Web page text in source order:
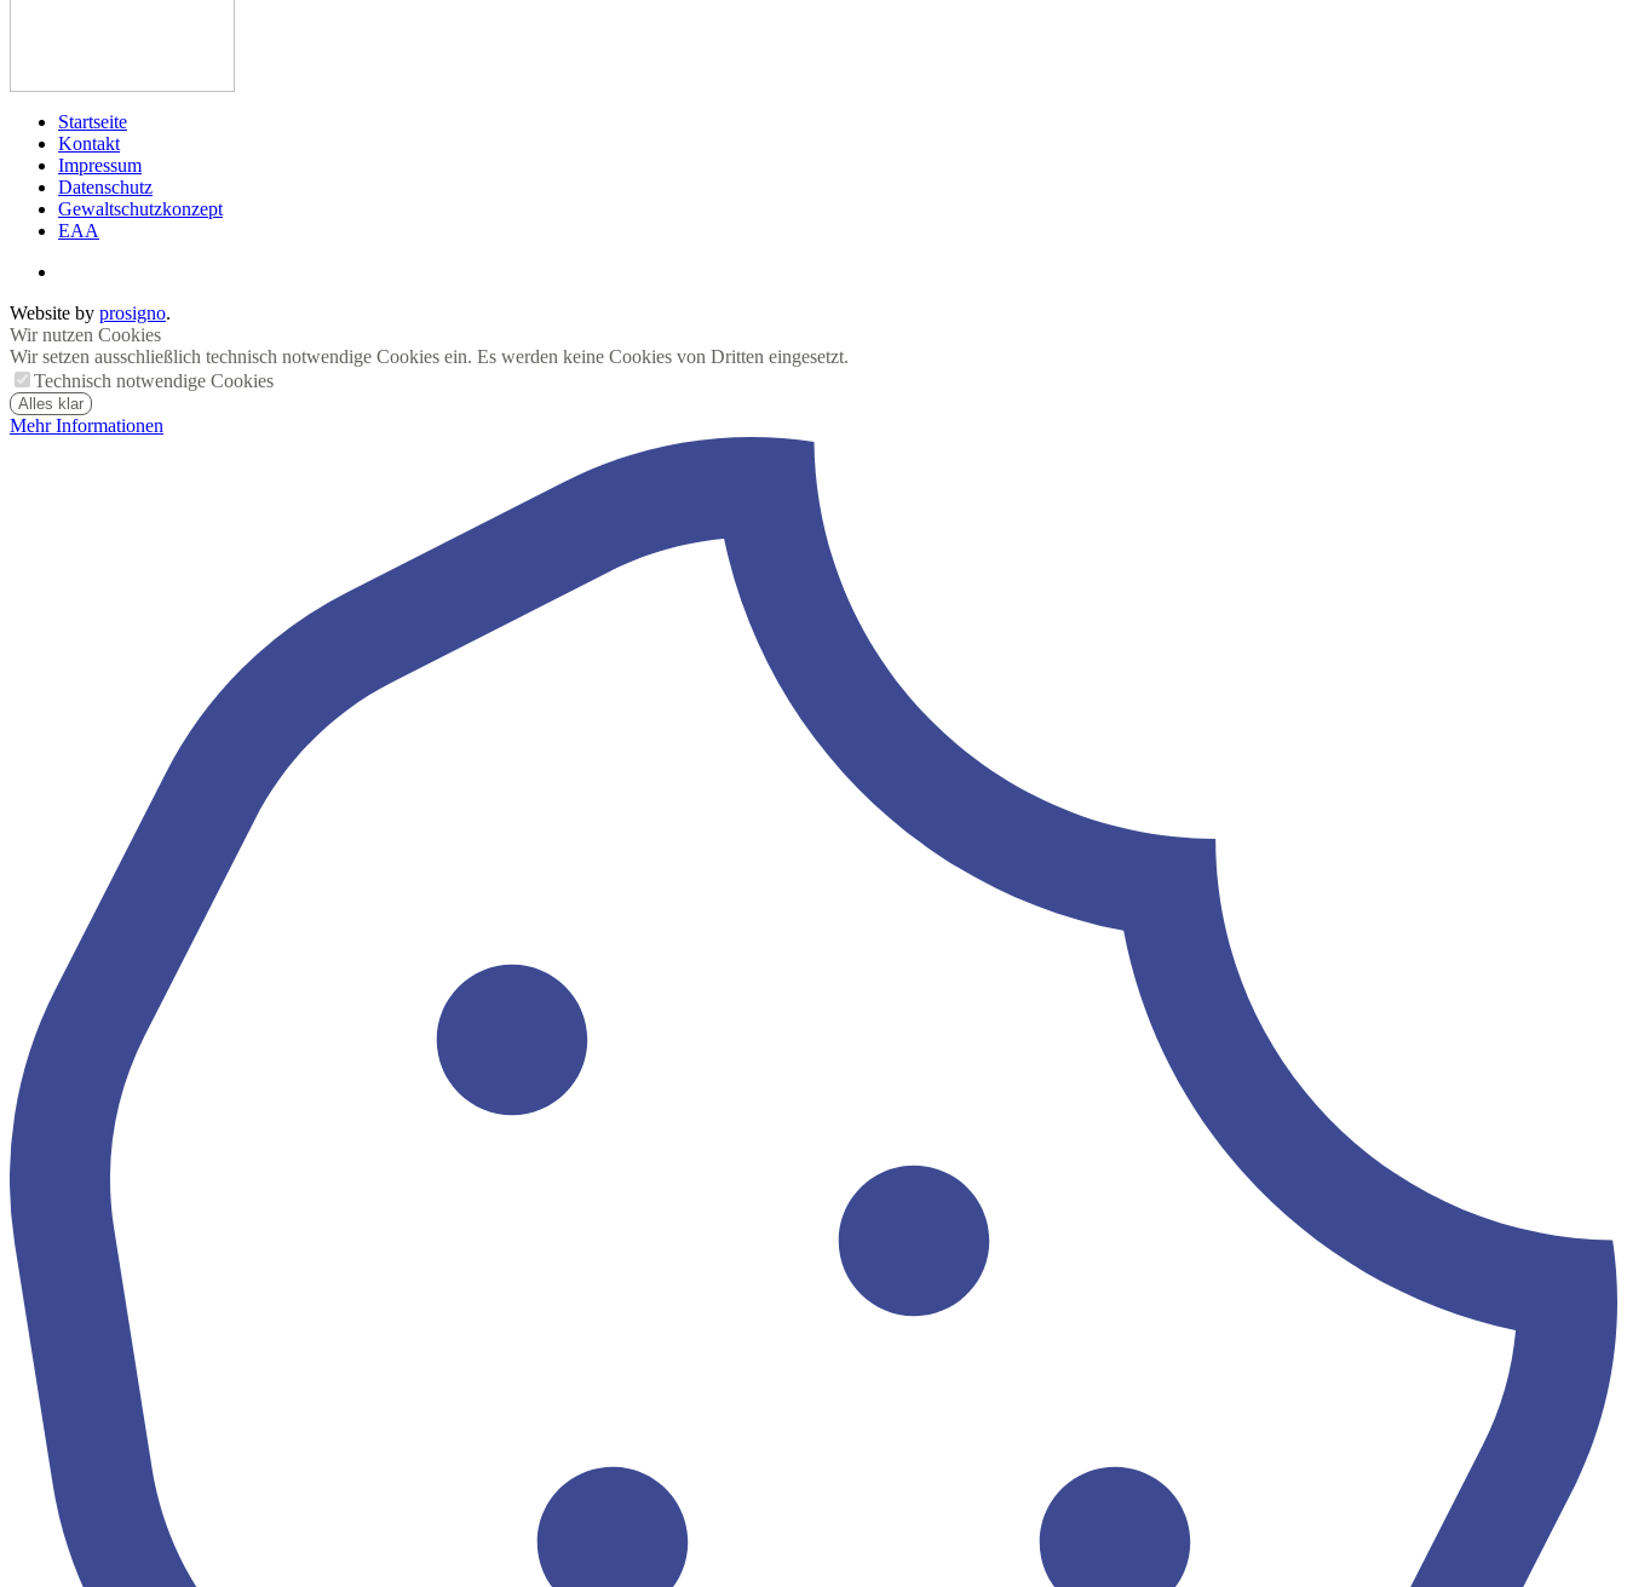
Startseite
Kontakt
Impressum
Datenschutz
Gewaltschutzkonzept
EAA
Website by prosigno.
Wir nutzen Cookies
Wir setzen ausschließlich technisch notwendige Cookies ein. Es werden keine Cookies von Dritten eingesetzt.
Technisch notwendige Cookies
Alles klar
Mehr Informationen